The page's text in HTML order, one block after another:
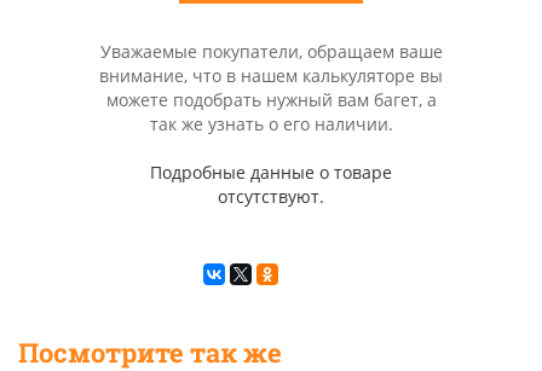
Уважаемые покупатели, обращаем ваше
внимание, что в нашем калькуляторе вы
можете подобрать нужный вам багет, а
так же узнать о его наличии.
Подробные данные о товаре
отсутствуют.
Посмотрите так же